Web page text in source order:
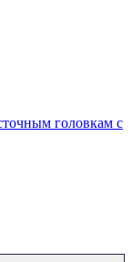
головкам с